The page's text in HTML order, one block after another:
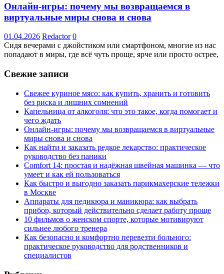
Онлайн-игры: почему мы возвращаемся в
виртуальные миры снова и снова
01.04.2026 Redactor 0
Сидя вечерами с джойстиком или смартфоном, многие из нас
попадают в миры, где всё чуть проще, ярче или просто острее,
Свежие записи
Свежее куриное мясо: как купить, хранить и готовить
без риска и лишних сомнений
Капельница от алкоголя: что это такое, когда помогает и
чего ждать
Онлайн-игры: почему мы возвращаемся в виртуальные
миры снова и снова
Как найти и заказать редкое лекарство: практическое
руководство без паники
Comfort 14: простая и надёжная швейная машинка — что
умеет и как ей пользоваться
Как быстро и выгодно заказать парикмахерские тележки
в Москве
Аппараты для педикюра и маникюра: как выбрать
прибор, который действительно сделает работу проще
10 фильмов о женском спорте, которые мотивируют
сильнее любого тренера
Как безопасно и комфортно перевезти больного:
практическое руководство для родственников и
специалистов